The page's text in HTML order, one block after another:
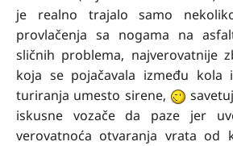
je realno trajalo samo
provlačenja sa nogama na
sličnih problema, najverovatnije
koja se pojačavala između
turiranja umesto sirene,
iskusne vozače da paze jer
verovatnoća otvaranja vrata od